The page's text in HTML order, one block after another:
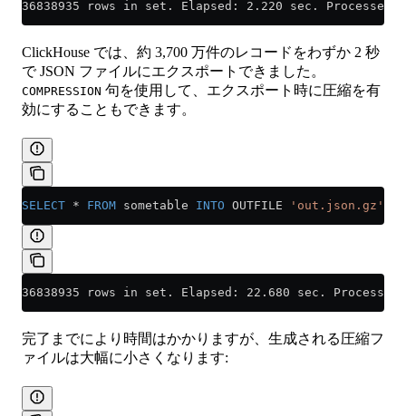
36838935 rows in set. Elapsed: 2.220 sec.
ClickHouse では、約 3,700 万件のレコードをわずか 2 秒
で JSON ファイルにエクスポートできました。
COMPRESSION 句を使用して、エクスポート時に圧縮を有
効にすることもできます。
SELECT * FROM sometable INTO OUTFILE 'out.json.gz'
36838935 rows in set. Elapsed: 22.680 sec.
完了までにより時間はかかりますが、生成される圧縮フ
ァイルは大幅に小さくなります: